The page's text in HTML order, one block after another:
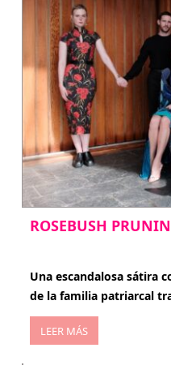
ROSEBUSH
Una escandalosa sátira
de la familia patriarcal
LEER MÁS